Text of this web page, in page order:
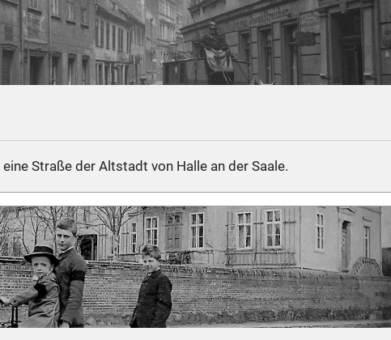
Straße der Altstadt von Halle an der Saale.